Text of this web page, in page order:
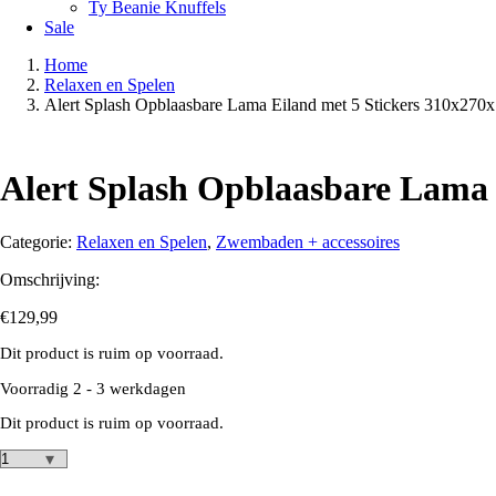
Ty Beanie Knuffels
Sale
Home
Relaxen en Spelen
Alert Splash Opblaasbare Lama Eiland met 5 Stickers
Alert Splash Opblaasbare
Categorie: Relaxen en Spelen, Zwembaden + accessoires
Omschrijving:
€129,99
Dit product is ruim op voorraad.
Voorradig 2 - 3 werkdagen
Dit product is ruim op voorraad.
Alert